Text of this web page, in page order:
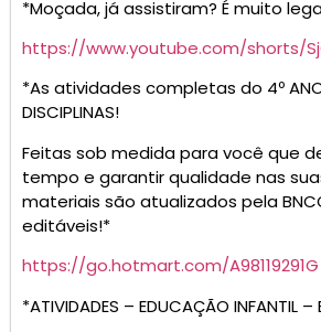
*Moçada, já assistiram? É muito
https://www.youtube.com/shorts/
*As atividades completas do 4º
DISCIPLINAS!
Feitas sob medida para você que
tempo e garantir qualidade nas
materiais são atualizados pela
editáveis!*
https://go.hotmart.com/A98119291G
*ATIVIDADES – EDUCAÇÃO INFANTIL